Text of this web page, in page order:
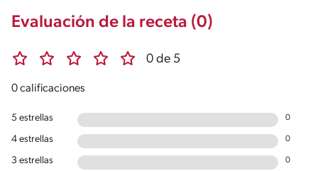
Evaluación de la receta (0)
0 de 5
0 calificaciones
5 estrellas 0
4 estrellas 0
3 estrellas 0